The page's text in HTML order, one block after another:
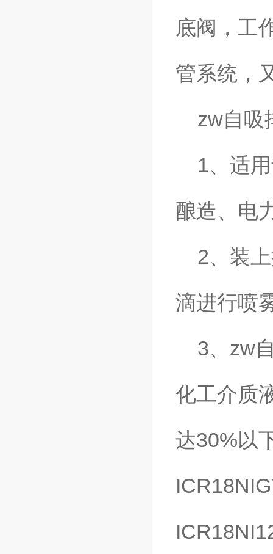
底阀，工
管系统，
zw自吸
1、适用
酿造、电
2、装上
滴进行喷
3、zw
化工介质
达30%以